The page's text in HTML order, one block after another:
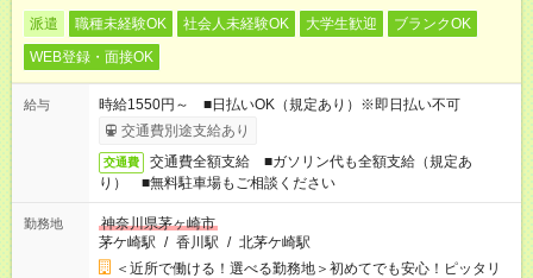
派遣 職種未経験OK 社会人未経験OK 大学生歓迎
ブランクOK
WEB登録・面接OK
給与
時給1550円～ ■日払いOK（規定あり）※即日払い不可
交通費別途支給あり
交通費
交通費全額支給 ■ガソリン代も全額支給（規定あ
り） ■無料駐車場もご相談ください
勤務地
神奈川県茅ヶ崎市
茅ケ崎駅 / 香川駅 / 北茅ケ崎駅
＜近所で働ける！選べる勤務地＞初めてでも安心！ピッタリ